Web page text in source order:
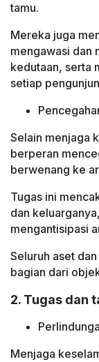
tamu.
Mereka juga
mengawasi dan
kedutaan, serta
setiap
Selain menjaga
berperan
berwenang ke
Tugas ini
dan
mengantisipasi
Seluruh aset
bagian dari
2. Tugas dan
Menjaga